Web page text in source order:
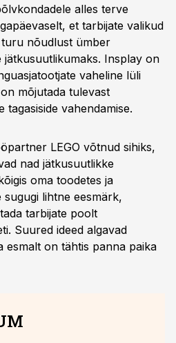
alles terve
et tarbijate valikud
nõudlust ümber
jätkusuutlikumaks. Insplay on
vaheline lüli
mõjutada tulevast
vahendamise.
LEGO võtnud sihiks,
nad jätkusuutlikke
oma toodetes ja
sugugi lihtne eesmärk,
tarbijate poolt
Suured ideed algavad
esmalt on tähtis panna paika